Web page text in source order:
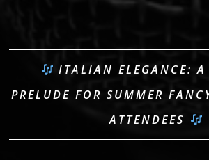
ITALIAN ELEGANCE: A
PRELUDE FOR SUMMER
ATTENDEES